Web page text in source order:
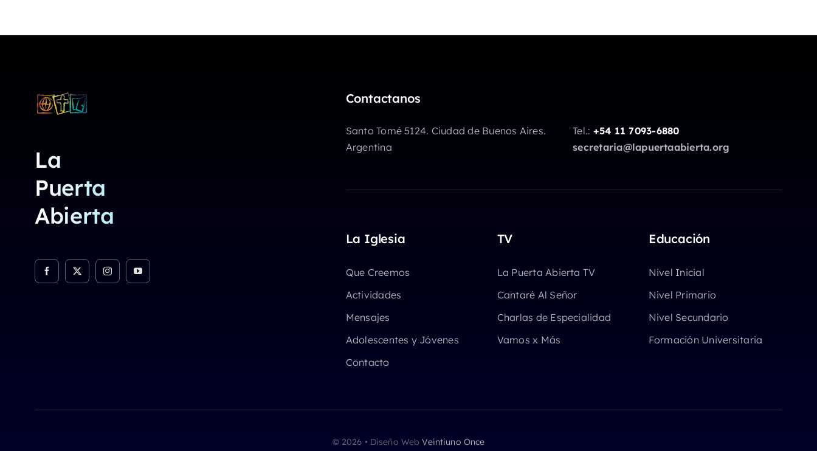
La
Puerta
Abierta
Contactanos
Santo Tomé 5124. Ciudad de Buenos Aires.
Argentina
Tel.: +54 11 7093-6880
secretaria@lapuertaabierta.org
La Iglesia
Que Creemos
Actividades
Mensajes
Adolescentes y Jóvenes
Contacto
TV
La Puerta Abierta TV
Cantaré Al Señor
Charlas de Especialidad
Vamos x Más
Educación
Nivel Inicial
Nivel Primario
Nivel Secundario
Formación Universitaria
© 2026 • Diseño WebVeintiuno Once